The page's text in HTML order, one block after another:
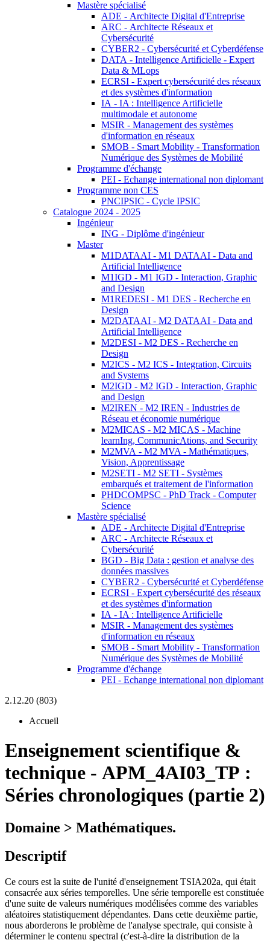
Mastère spécialisé
ADE - Architecte Digital d'Entreprise
ARC - Architecte Réseaux et
Cybersécurité
CYBER2 - Cybersécurité et Cyberdéfense
DATA - Intelligence Artificielle - Expert
Data & MLops
ECRSI - Expert cybersécurité des réseaux
et des systèmes d'information
IA - IA : Intelligence Artificielle
multimodale et autonome
MSIR - Management des systèmes
d'information en réseaux
SMOB - Smart Mobility - Transformation
Numérique des Systèmes de Mobilité
Programme d'échange
PEI - Echange international non diplomant
Programme non CES
PNCIPSIC - Cycle IPSIC
Catalogue 2024 - 2025
Ingénieur
ING - Diplôme d'ingénieur
Master
M1DATAAI - M1 DATAAI - Data and
Artificial Intelligence
M1IGD - M1 IGD - Interaction, Graphic
and Design
M1REDESI - M1 DES - Recherche en
Design
M2DATAAI - M2 DATAAI - Data and
Artificial Intelligence
M2DESI - M2 DES - Recherche en
Design
M2ICS - M2 ICS - Integration, Circuits
and Systems
M2IGD - M2 IGD - Interaction, Graphic
and Design
M2IREN - M2 IREN - Industries de
Réseau et économie numérique
M2MICAS - M2 MICAS - Machine
learnIng, CommunicAtions, and Security
M2MVA - M2 MVA - Mathématiques,
Vision, Apprentissage
M2SETI - M2 SETI - Systèmes
embarqués et traitement de l'information
PHDCOMPSC - PhD Track - Computer
Science
Mastère spécialisé
ADE - Architecte Digital d'Entreprise
ARC - Architecte Réseaux et
Cybersécurité
BGD - Big Data : gestion et analyse des
données massives
CYBER2 - Cybersécurité et Cyberdéfense
ECRSI - Expert cybersécurité des réseaux
et des systèmes d'information
IA - IA : Intelligence Artificielle
MSIR - Management des systèmes
d'information en réseaux
SMOB - Smart Mobility - Transformation
Numérique des Systèmes de Mobilité
Programme d'échange
PEI - Echange international non diplomant
2.12.20 (803)
Accueil
Enseignement scientifique &
technique - APM_4AI03_TP :
Séries chronologiques (partie 2)
Domaine > Mathématiques.
Descriptif
Ce cours est la suite de l'unité d'enseignement TSIA202a, qui était
consacrée aux séries temporelles. Une série temporelle est constituée
d'une suite de valeurs numériques modélisées comme des variables
aléatoires statistiquement dépendantes. Dans cette deuxième partie,
nous aborderons le problème de l'analyse spectrale, qui consiste à
déterminer le contenu spectral (c'est-à-dire la distribution de la